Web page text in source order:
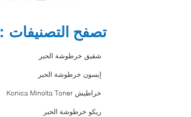
تصفح التصنيفات：
شقيق خرطوشة الحبر
إبسون خرطوشة الحبر
خراطيش Konica Minolta Toner
ريكو خرطوشة الحبر